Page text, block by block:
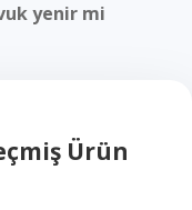
yenir mi
Ürün